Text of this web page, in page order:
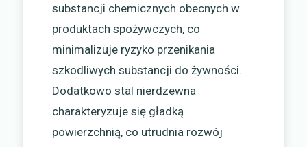
substancji chemicznych obecnych w
produktach spożywczych, co
minimalizuje ryzyko przenikania
szkodliwych substancji do żywności.
Dodatkowo stal nierdzewna
charakteryzuje się gładką
powierzchnią, co utrudnia rozwój